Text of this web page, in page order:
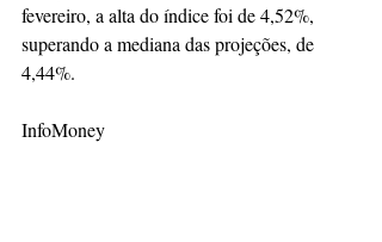
fevereiro, a alta do índice foi de 4,52%,
superando a mediana das projeções, de
4,44%.
InfoMoney